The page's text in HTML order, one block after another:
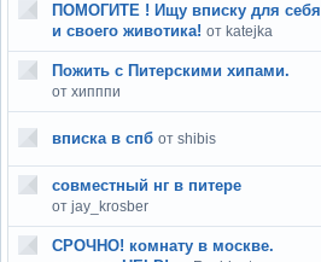
ПОМОГИТЕ ! Ищу вписку для себя
и своего животика! от katejka
Пожить с Питерскими хипами.
от хипппи
вписка в спб от shibis
совместный нг в питере
от jay_krosber
СРОЧНО! комнату в москве.